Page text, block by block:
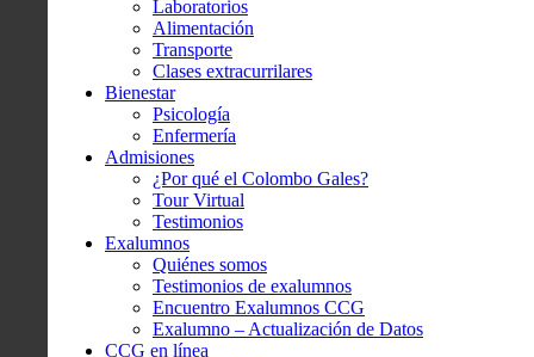
Laboratorios
Alimentación
Transporte
Clases extracurrilares
Bienestar
Psicología
Enfermería
Admisiones
¿Por qué el Colombo Gales?
Tour Virtual
Testimonios
Exalumnos
Quiénes somos
Testimonios de exalumnos
Encuentro Exalumnos CCG
Exalumno – Actualización de Datos
CCG en línea